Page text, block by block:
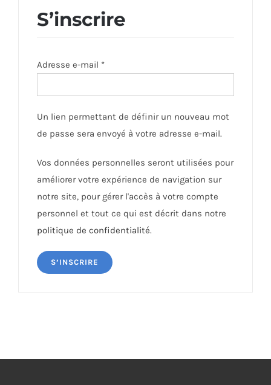
S’inscrire
Adresse e-mail *Obligatoire
Un lien permettant de définir un nouveau mot
de passe sera envoyé à votre adresse e-mail.
Vos données personnelles seront utilisées pour
améliorer votre expérience de navigation sur
notre site, pour gérer l'accès à votre compte
personnel et tout ce qui est décrit dans notre
politique de confidentialité.
S’INSCRIRE